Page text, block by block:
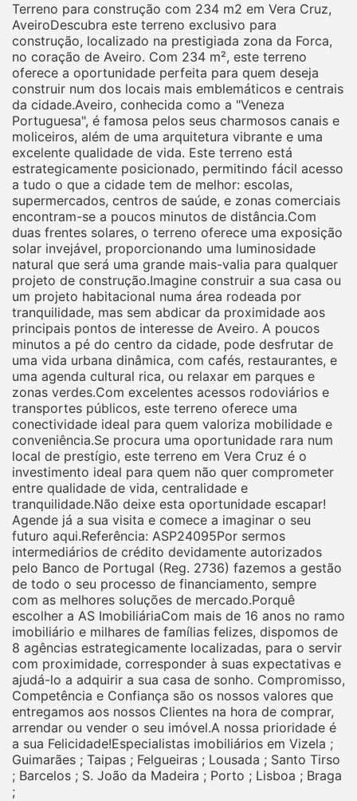
Terreno para construção com 234 m2 em Vera Cruz,
AveiroDescubra este terreno exclusivo para
construção, localizado na prestigiada zona da Forca,
no coração de Aveiro. Com 234 m², este terreno
oferece a oportunidade perfeita para quem deseja
construir num dos locais mais emblemáticos e centrais
da cidade.Aveiro, conhecida como a "Veneza
Portuguesa", é famosa pelos seus charmosos canais e
moliceiros, além de uma arquitetura vibrante e uma
excelente qualidade de vida. Este terreno está
estrategicamente posicionado, permitindo fácil acesso
a tudo o que a cidade tem de melhor: escolas,
supermercados, centros de saúde, e zonas comerciais
encontram-se a poucos minutos de distância.Com
duas frentes solares, o terreno oferece uma exposição
solar invejável, proporcionando uma luminosidade
natural que será uma grande mais-valia para qualquer
projeto de construção.Imagine construir a sua casa ou
um projeto habitacional numa área rodeada por
tranquilidade, mas sem abdicar da proximidade aos
principais pontos de interesse de Aveiro. A poucos
minutos a pé do centro da cidade, pode desfrutar de
uma vida urbana dinâmica, com cafés, restaurantes, e
uma agenda cultural rica, ou relaxar em parques e
zonas verdes.Com excelentes acessos rodoviários e
transportes públicos, este terreno oferece uma
conectividade ideal para quem valoriza mobilidade e
conveniência.Se procura uma oportunidade rara num
local de prestígio, este terreno em Vera Cruz é o
investimento ideal para quem não quer comprometer
entre qualidade de vida, centralidade e
tranquilidade.Não deixe esta oportunidade escapar!
Agende já a sua visita e comece a imaginar o seu
futuro aqui.Referência: ASP24095Por sermos
intermediários de crédito devidamente autorizados
pelo Banco de Portugal (Reg. 2736) fazemos a gestão
de todo o seu processo de financiamento, sempre
com as melhores soluções de mercado.Porquê
escolher a AS ImobiliáriaCom mais de 16 anos no ramo
imobiliário e milhares de famílias felizes, dispomos de
8 agências estrategicamente localizadas, para o servir
com proximidade, corresponder à suas expectativas e
ajudá-lo a adquirir a sua casa de sonho. Compromisso,
Competência e Confiança são os nossos valores que
entregamos aos nossos Clientes na hora de comprar,
arrendar ou vender o seu imóvel.A nossa prioridade é
a sua Felicidade!Especialistas imobiliários em Vizela ;
Guimarães ; Taipas ; Felgueiras ; Lousada ; Santo Tirso
; Barcelos ; S. João da Madeira ; Porto ; Lisboa ; Braga
;